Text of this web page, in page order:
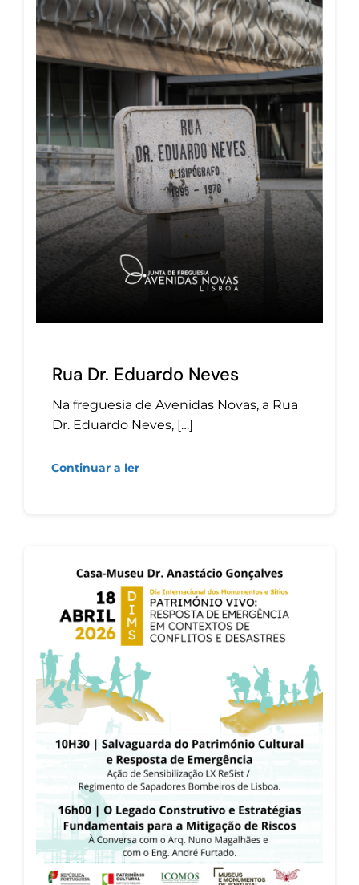
Rua Dr. Eduardo Neves
Na freguesia de Avenidas Novas, a Rua
Dr. Eduardo Neves, […]
Continuar a ler